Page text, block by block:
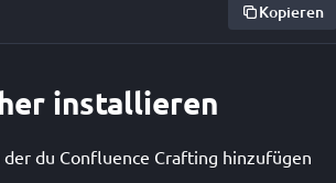
Kopieren
installieren
du Confluence Crafting hinzufügen